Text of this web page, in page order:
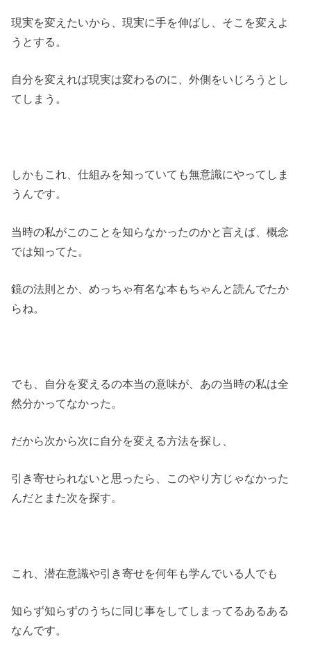
現実を変えたいから、現実に手を伸ばし、そこを変えよ
うとする。
自分を変えれば現実は変わるのに、外側をいじろうとし
てしまう。
しかもこれ、仕組みを知っていても無意識にやってしま
うんです。
当時の私がこのことを知らなかったのかと言えば、概念
では知ってた。
鏡の法則とか、めっちゃ有名な本もちゃんと読んでたか
らね。
でも、自分を変えるの本当の意味が、あの当時の私は全
然分かってなかった。
だから次から次に自分を変える方法を探し、
引き寄せられないと思ったら、このやり方じゃなかった
んだとまた次を探す。
これ、潜在意識や引き寄せを何年も学んでいる人でも
知らず知らずのうちに同じ事をしてしまってるあるある
なんです。